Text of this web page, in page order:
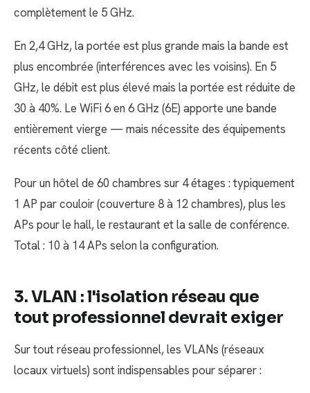
complètement le 5 GHz.
En 2,4 GHz, la portée est plus grande mais la bande est
plus encombrée (interférences avec les voisins). En 5
GHz, le débit est plus élevé mais la portée est réduite de
30 à 40%. Le WiFi 6 en 6 GHz (6E) apporte une bande
entièrement vierge — mais nécessite des équipements
récents côté client.
Pour un hôtel de 60 chambres sur 4 étages : typiquement
1 AP par couloir (couverture 8 à 12 chambres), plus les
APs pour le hall, le restaurant et la salle de conférence.
Total : 10 à 14 APs selon la configuration.
3. VLAN : l'isolation réseau que
tout professionnel devrait exiger
Sur tout réseau professionnel, les VLANs (réseaux
locaux virtuels) sont indispensables pour séparer :